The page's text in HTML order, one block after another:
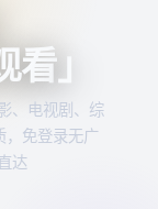
看」
、电视剧、综
，免登录无广
达